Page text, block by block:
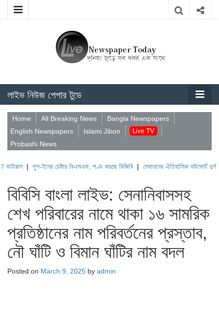
লাইভ নিউজ পেপার টুডে
Home All Breaking News
Bangla Newspapers
English Newspapers
Islami Jibon Live TV
Probashi News
পুশ-ইনের চেষ্টায় বিএসএফ, পণ্ড করছে বিজিবি|লেবাননের ঐতিহাসিক বউফোর্ট দুর্গ দখল করল
বিবিসি বাংলা লাইভ: সেনানিবাসসহ
শেখ পরিবারের নামে থাকা ১৬ সামরিক
প্রতিষ্ঠানের নাম পরিবর্তনের প্রস্তাব,
নৌ ঘাঁটি ও বিমান ঘাঁটির নাম বদল
Posted on March 9, 2025 by admin